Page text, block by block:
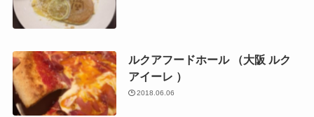
ルクアフードホール （大阪 ルク
アイーレ ）
2018.06.06